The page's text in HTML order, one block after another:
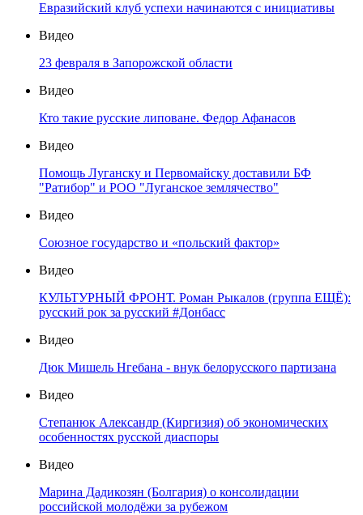
Евразийский клуб успехи начинаются с инициативы
Видео
23 февраля в Запорожской области
Видео
Кто такие русские липоване. Федор Афанасов
Видео
Помощь Луганску и Первомайску доставили БФ
"Ратибор" и РОО "Луганское землячество"
Видео
Союзное государство и «польский фактор»
Видео
КУЛЬТУРНЫЙ ФРОНТ. Роман Рыкалов (группа ЕЩЁ):
русский рок за русский #Донбасс
Видео
Дюк Мишель Нгебана - внук белорусского партизана
Видео
Степанюк Александр (Киргизия) об экономических
особенностях русской диаспоры
Видео
Марина Дадикозян (Болгария) о консолидации
российской молодёжи за рубежом